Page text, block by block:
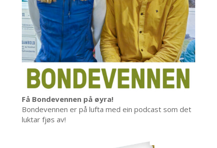
Få Bondevennen på øyra!
Bondevennen er på lufta med ein podcast som det
luktar fjøs av!